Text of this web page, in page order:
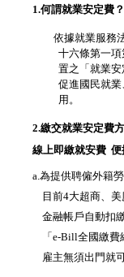
1.何謂就業安定費？
依據就業服務法
十六條第一
置之「就業
促進國民就
用。
2.繳交就業安定費
線上即繳就安費 便
a.為提供聘僱外籍
目前4大超商、
金融帳戶自動扣
「e-Bill全國繳費
雇主無須出門就